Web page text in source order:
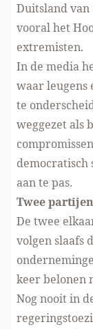
Duitsland
vooral het
extremisten.
In de media
waar leugens
te
weggezet als
democratisch
aan te pas.
Twee
De twee
volgen slaafs
keer belonen
Nog nooit in